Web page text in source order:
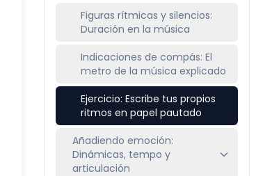
Figuras rítmicas y silencios:
Duración en la música
Indicaciones de compás: El
metro de la música explicado
Ejercicio: Escribe tus propios
ritmos en papel pautado
Añadiendo emoción:
Dinámicas, tempo y
articulación